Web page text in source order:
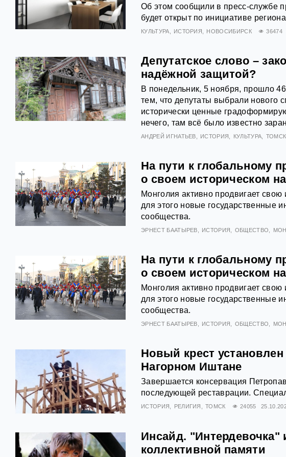
Об этом сообщили в пресс-службе
будет открыт по инициативе
КУЛЬТУРА ИСТОРИЯ НОВОСИБИРСК 36474
Депутатское слово –
надёжной защитой?
В понедельник, 5 ноября, прошло
тем, что депутаты выбрали нового
исторически ценные
нечего, там всё было известно
АНДРЕЙ ИГНАТЬЕВ ИСТОРИЯ КУЛЬТУРА ТОМСК
На пути к глобальному
о своем историческом
Монголия активно продвигает
для этого новые государственные
сообщества.
ЭРНЕСТ БААТЫРЕВ ИСТОРИЯ ОБЩЕСТВО
На пути к глобальному
о своем историческом
Монголия активно продвигает
для этого новые государственные
сообщества.
ЭРНЕСТ БААТЫРЕВ ИСТОРИЯ ОБЩЕСТВО
Новый крест
Нагорном Иштане
Завершается консервация
последующей реставрации.
ИСТОРИЯ РЕЛИГИЯ ТОМСК 24055
Инсайд.
коллективной памяти